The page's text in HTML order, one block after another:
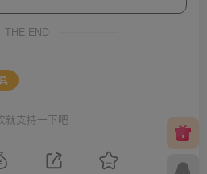
THE END
就支持一下吧